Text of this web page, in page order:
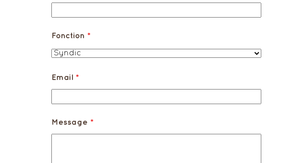
Fonction *
Email *
Message *